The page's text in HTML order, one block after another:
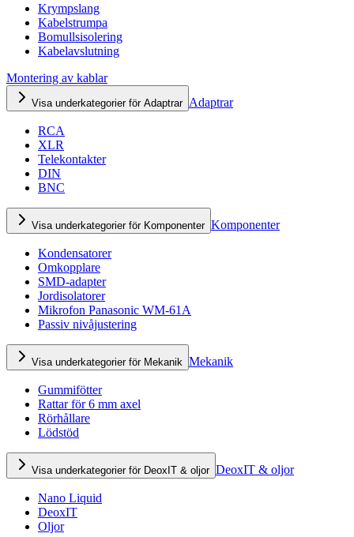
Krympslang
Kabelstrumpa
Bomullsisolering
Kabelavslutning
Montering av kablar
Visa underkategorier för Adaptrar Adaptrar
RCA
XLR
Telekontakter
DIN
BNC
Visa underkategorier för Komponenter Komponenter
Kondensatorer
Omkopplare
SMD-adapter
Jordisolatorer
Mikrofon Panasonic WM-61A
Passiv nivåjustering
Visa underkategorier för Mekanik Mekanik
Gummifötter
Rattar för 6 mm axel
Rörhållare
Lödstöd
Visa underkategorier för DeoxIT & oljor DeoxIT & oljor
Nano Liquid
DeoxIT
Oljor